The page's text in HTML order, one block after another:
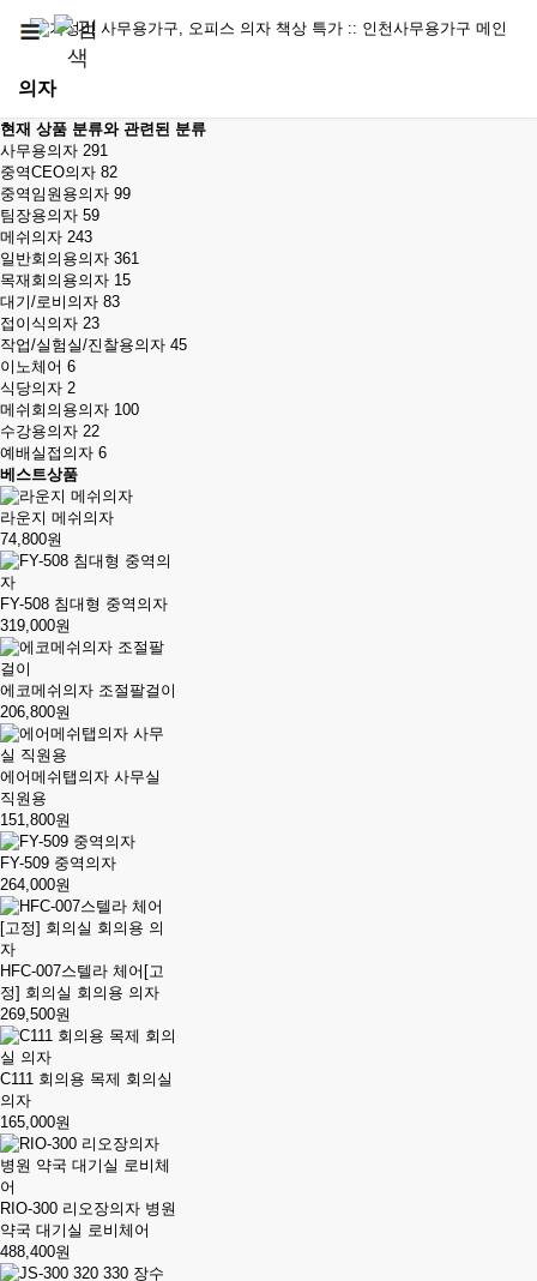
의자
현재 상품 분류와 관련된 분류
사무용의자 291
중역CEO의자 82
중역임원용의자 99
팀장용의자 59
메쉬의자 243
일반회의용의자 361
목재회의용의자 15
대기/로비의자 83
접이식의자 23
작업/실험실/진찰용의자 45
이노체어 6
식당의자 2
메쉬회의용의자 100
수강용의자 22
예배실접의자 6
베스트상품
라운지 메쉬의자
74,800원
FY-508 침대형 중역의자
319,000원
에코메쉬의자 조절팔걸이
206,800원
에어메쉬탭의자 사무실
직원용
151,800원
FY-509 중역의자
264,000원
HFC-007스텔라 체어[고
정] 회의실 회의용 의자
269,500원
C111 회의용 목제 회의실
의자
165,000원
RIO-300 리오장의자 병원
약국 대기실 로비체어
488,400원